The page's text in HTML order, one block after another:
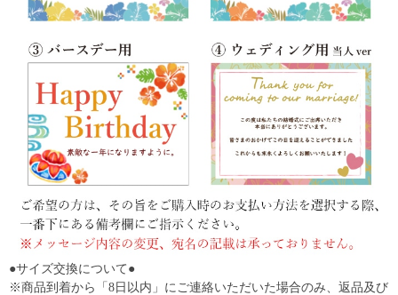
●サイズ交換について●
※商品到着から「8日以内」にご連絡いただいた場合のみ、返品及び